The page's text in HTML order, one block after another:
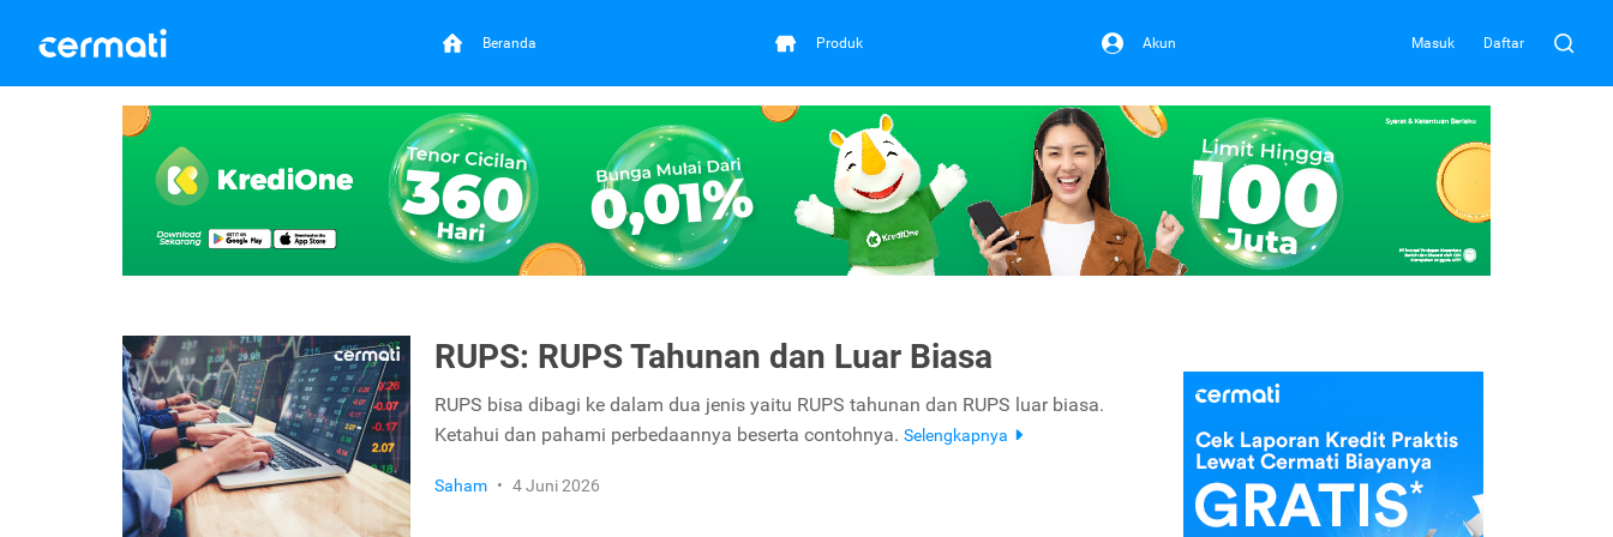
Beranda Produk Akun Masuk Daftar
RUPS: RUPS Tahunan dan Luar Biasa
RUPS bisa dibagi ke dalam dua jenis yaitu RUPS tahunan dan RUPS luar biasa.
Ketahui dan pahami perbedaannya beserta contohnya. Selengkapnya
Saham • 4 Juni 2026